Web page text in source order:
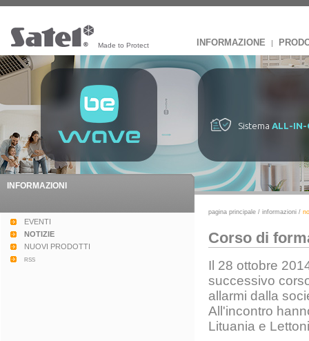
Made to Protect INFORMAZIONE |
Sistema ALL-IN-
INFORMAZIONI
EVENTI
NOTIZIE
NUOVI PRODOTTI
rss
pagina principale / informazioni /
Corso di
Il 28 ottobre
successivo
allarmi dalla
All'incontro
Lituania e